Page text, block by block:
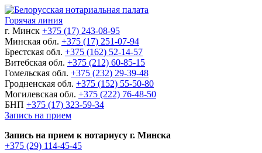
Горячая линия
г. Минск +375 (17) 243-08-95
Минская обл. +375 (17) 251-07-94
Брестская обл. +375 (162) 52-14-57
Витебская обл. +375 (212) 60-85-15
Гомельская обл. +375 (232) 29-39-48
Гродненская обл. +375 (152) 55-50-80
Могилевская обл. +375 (222) 76-48-50
БНП +375 (17) 323-59-34
Запись на прием
Запись на прием к нотариусу г. Минска
+375 (29) 114-45-45